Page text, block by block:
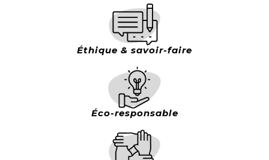
Éthique & savoir-faire
Éco-responsable